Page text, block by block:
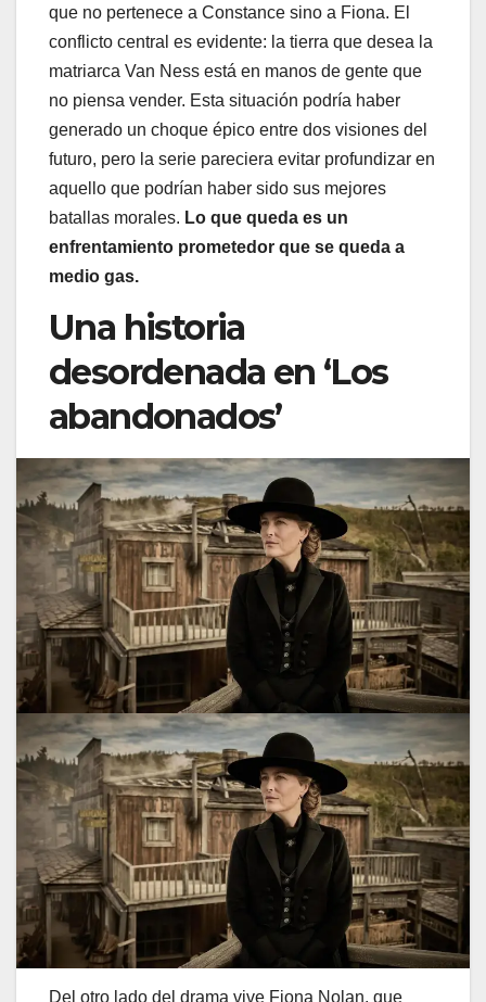
que no pertenece a Constance sino a Fiona. El
conflicto central es evidente: la tierra que desea la
matriarca Van Ness está en manos de gente que
no piensa vender. Esta situación podría haber
generado un choque épico entre dos visiones del
futuro, pero la serie pareciera evitar profundizar en
aquello que podrían haber sido sus mejores
batallas morales. Lo que queda es un
enfrentamiento prometedor que se queda a
medio gas.
Una historia
desordenada en ‘Los
abandonados’
Del otro lado del drama vive Fiona Nolan, que